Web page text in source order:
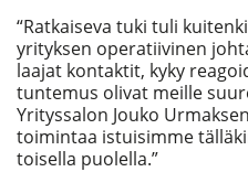
“Ratkaiseva tuki tuli
yrityksen operatiivinen
laajat kontaktit, kyky
tuntemus olivat meille
Yrityssalon Jouko
toimintaa istuisimme
toisella puolella.”